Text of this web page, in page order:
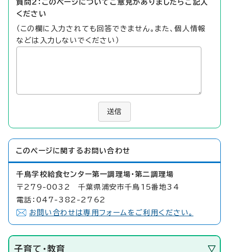
質問2：このページについてご意見がありましたらご記入
ください
（この欄に入力されても回答できません。また、個人情報
などは入力しないでください）
送信
このページに関する お問い合わせ
千鳥学校給食センター第一調理場・第二調理場
〒279-0032 千葉県浦安市千鳥15番地34
電話：047-382-2762
お問い合わせは専用フォームをご利用ください。
子育て・教育